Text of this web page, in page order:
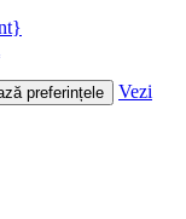
preferințele
Vezi